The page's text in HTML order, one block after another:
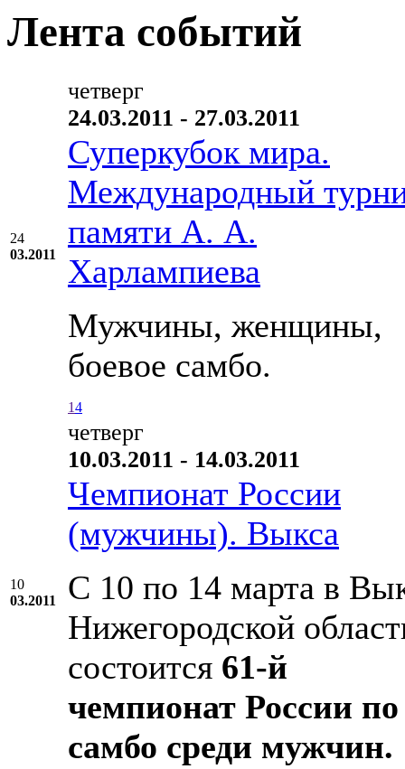
Лента событий
24
03.2011
четверг
24.03.2011 - 27.03.2011
Суперкубок мира.
Международный
памяти А. А.
Харлампиева
Мужчины, женщины,
боевое самбо.
14
10
03.2011
четверг
10.03.2011 - 14.03.2011
Чемпионат России
(мужчины). Выкса
С 10 по 14 марта в
Нижегородской
состоится 61-й
чемпионат России по
самбо среди мужчин.